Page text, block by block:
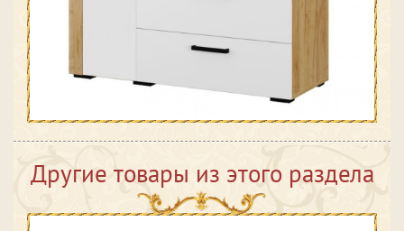
Другие товары из этого раздела